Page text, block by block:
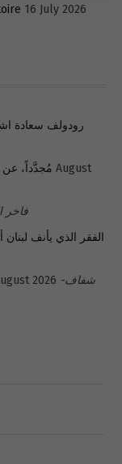
16 July 2026
مُجدَّداً،
فاخر
الفقر الذي يأنف
2026 شفاف-